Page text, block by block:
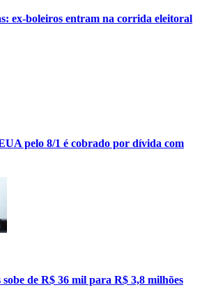
ex-boleiros entram na corrida eleitoral
pelo 8/1 é cobrado por dívida com
de R$ 36 mil para R$ 3,8 milhões